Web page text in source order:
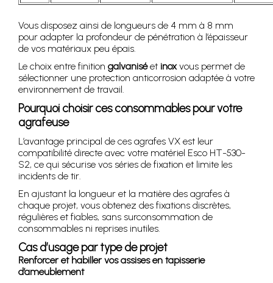
Vous disposez ainsi de longueurs de 4 mm à 8 mm
pour adapter la profondeur de pénétration à l’épaisseur
de vos matériaux peu épais.
Le choix entre finition galvaniséet inoxvous permet de
sélectionner une protection anticorrosion adaptée à votre
environnement de travail.
Pourquoi choisir ces consommables pour votre
agrafeuse
L’avantage principal de ces agrafes VX est leur
compatibilité directe avec votre matériel Esco HT-530-
S2, ce qui sécurise vos séries de fixation et limite les
incidents de tir.
En ajustant la longueur et la matière des agrafes à
chaque projet, vous obtenez des fixations discrètes,
régulières et fiables, sans surconsommation de
consommables ni reprises inutiles.
Cas d’usage par type de projet
Renforcer et habiller vos assises en tapisserie
d’ameublement